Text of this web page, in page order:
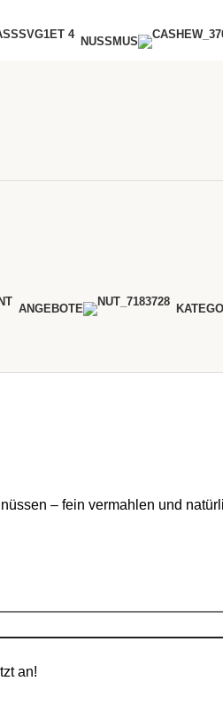
NUSSMUS
ANGEBOTE
– fein vermahlen und
an!